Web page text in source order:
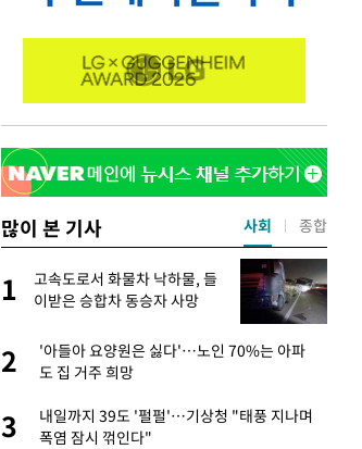
많이 본 기사
1
고속도로서 화물차 낙하물, 들
이받은 승합차 동승자 사망
2
'아들아 요양원은 싫다'…노인 70%는 아파
도 집 거주 희망
3
내일까지 39도 '펄펄'…기상청 "태풍 지나며
폭염 잠시 꺾인다"
사회 종합